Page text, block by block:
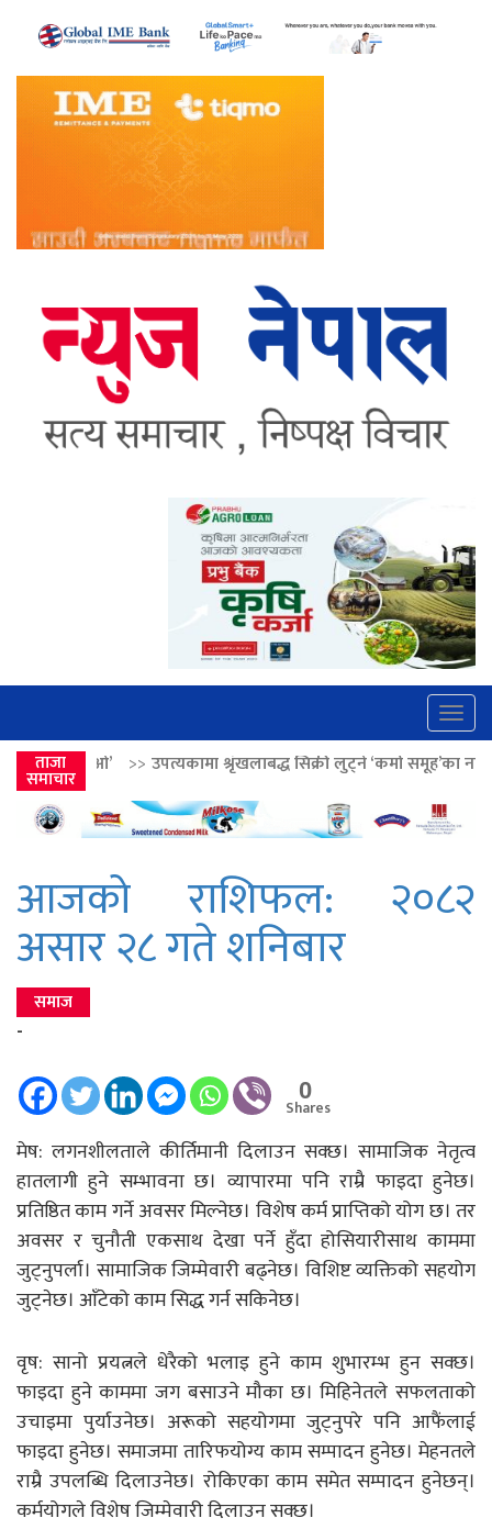
ताजा
समाचार
उपत्यकामा श्रृंखलाबद्ध सिक्री लुट्ने ‘कर्मा समूह’का नाइकेसहित पाँच पक्राउ
आजको राशिफल: २०८२
असार २८ गते शनिबार
समाज
-
0
Shares
मेष: लगनशीलताले कीर्तिमानी दिलाउन सक्छ। सामाजिक नेतृत्व
हातलागी हुने सम्भावना छ। व्यापारमा पनि राम्रै फाइदा हुनेछ।
प्रतिष्ठित काम गर्ने अवसर मिल्नेछ। विशेष कर्म प्राप्तिको योग छ। तर
अवसर र चुनौती एकसाथ देखा पर्ने हुँदा होसियारीसाथ काममा
जुट्नुपर्ला। सामाजिक जिम्मेवारी बढ्नेछ। विशिष्ट व्यक्तिको सहयोग
जुट्नेछ। आँटेको काम सिद्ध गर्न सकिनेछ।
वृष: सानो प्रयत्नले धेरैको भलाइ हुने काम शुभारम्भ हुन सक्छ।
फाइदा हुने काममा जग बसाउने मौका छ। मिहिनेतले सफलताको
उचाइमा पुर्याउनेछ। अरूको सहयोगमा जुट्नुपरे पनि आफैंलाई
फाइदा हुनेछ। समाजमा तारिफयोग्य काम सम्पादन हुनेछ। मेहनतले
राम्रै उपलब्धि दिलाउनेछ। रोकिएका काम समेत सम्पादन हुनेछन्।
कर्मयोगले विशेष जिम्मेवारी दिलाउन सक्छ।